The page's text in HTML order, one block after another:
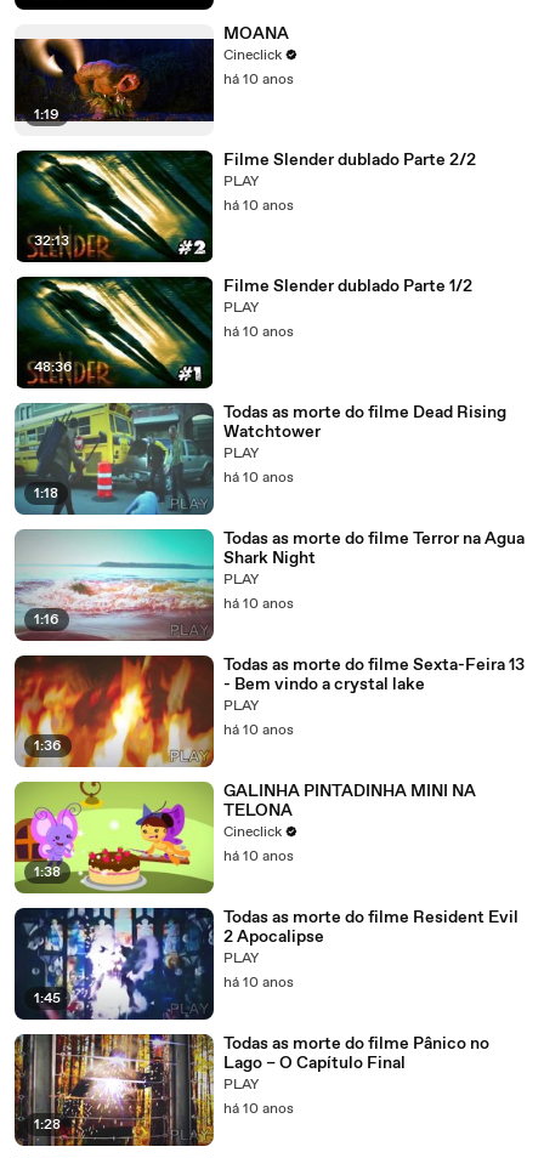
1:19
MOANA
Cineclick
há 10 anos
32:13
Filme Slender dublado Parte 2/2
PLAY
há 10 anos
48:36
Filme Slender dublado Parte 1/2
PLAY
há 10 anos
1:18
Todas as morte do filme Dead Rising
Watchtower
PLAY
há 10 anos
1:16
Todas as morte do filme Terror na Agua
Shark Night
PLAY
há 10 anos
1:36
Todas as morte do filme Sexta-Feira 13
- Bem vindo a crystal lake
PLAY
há 10 anos
1:38
GALINHA PINTADINHA MINI NA
TELONA
Cineclick
há 10 anos
1:45
Todas as morte do filme Resident Evil
2 Apocalipse
PLAY
há 10 anos
1:28
Todas as morte do filme Pânico no
Lago – O Capítulo Final
PLAY
há 10 anos